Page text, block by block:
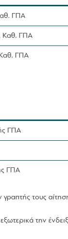
ΓΠΑ
Καθ. ΓΠΑ
ΓΠΑ
ΓΠΑ
ΓΠΑ
τους
την